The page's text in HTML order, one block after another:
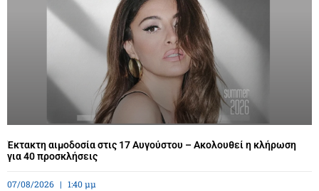
Έκτακτη αιμοδοσία στις 17 Αυγούστου – Ακολουθεί η κλήρωση
για 40 προσκλήσεις
07/08/2026 1:40 μμ